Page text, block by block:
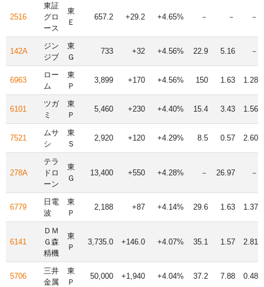
2516
東証
グロ
ース
東
Ｅ
657.2 +29.2 +4.65% － － －
142A
ジン
ジブ
東
Ｇ
733 +32 +4.56% 22.9 5.16 －
6963
ロー
ム
東
Ｐ
3,899 +170 +4.56% 150 1.63 1.28
6101
ツガ
ミ
東
Ｐ
5,460 +230 +4.40% 15.4 3.43 1.56
7521
ムサ
シ
東
Ｓ
2,920 +120 +4.29% 8.5 0.57 2.60
278A
テラ
ドロ
ーン
東
Ｇ
13,400 +550 +4.28% － 26.97 －
6779
日電
波
東
Ｐ
2,188 +87 +4.14% 29.6 1.63 1.37
6141
ＤＭ
Ｇ森
精機
東
Ｐ
3,735.0 +146.0 +4.07% 35.1 1.57 2.81
5706
三井
金属
東
Ｐ
50,000 +1,940 +4.04% 37.2 7.88 0.48